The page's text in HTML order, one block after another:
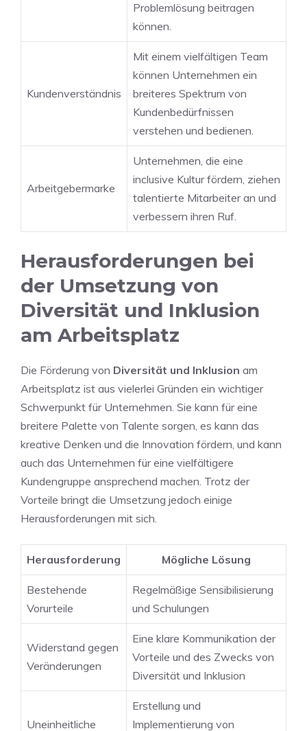
Problemlösung beitragen
können.
Kundenverständnis
Mit einem vielfältigen Team
können Unternehmen ein
breiteres Spektrum von
Kundenbedürfnissen
verstehen ⁣und bedienen.
Arbeitgebermarke
Unternehmen, die eine
⁢inclusive Kultur fördern, ziehen
⁣talentierte Mitarbeiter ⁣an und
verbessern ihren Ruf.
Herausforderungen bei
der Umsetzung von
‌Diversität und Inklusion
am Arbeitsplatz
Die Förderung ⁢von Diversität und Inklusion am⁢
Arbeitsplatz ist aus vielerlei Gründen ein wichtiger
Schwerpunkt für Unternehmen. ⁢Sie kann für eine
breitere⁣ Palette von Talente sorgen, es ⁣kann das
kreative Denken und die Innovation‌ fördern, und kann
‌auch‍ das Unternehmen für eine vielfältigere
Kundengruppe ansprechend machen. Trotz ​der
Vorteile⁢ bringt die Umsetzung jedoch einige
Herausforderungen mit sich.
Herausforderung Mögliche Lösung
Bestehende
Vorurteile
Regelmäßige Sensibilisierung‌
und ‍Schulungen
Widerstand gegen
Veränderungen
Eine klare Kommunikation der⁣
Vorteile und des Zwecks von
Diversität und Inklusion
Uneinheitliche
Erstellung und
Implementierung von